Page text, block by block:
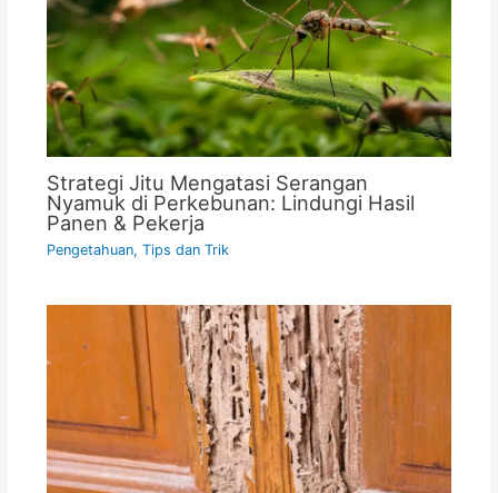
Strategi Jitu Mengatasi Serangan
Nyamuk di Perkebunan: Lindungi Hasil
Panen & Pekerja
Pengetahuan, Tips dan Trik